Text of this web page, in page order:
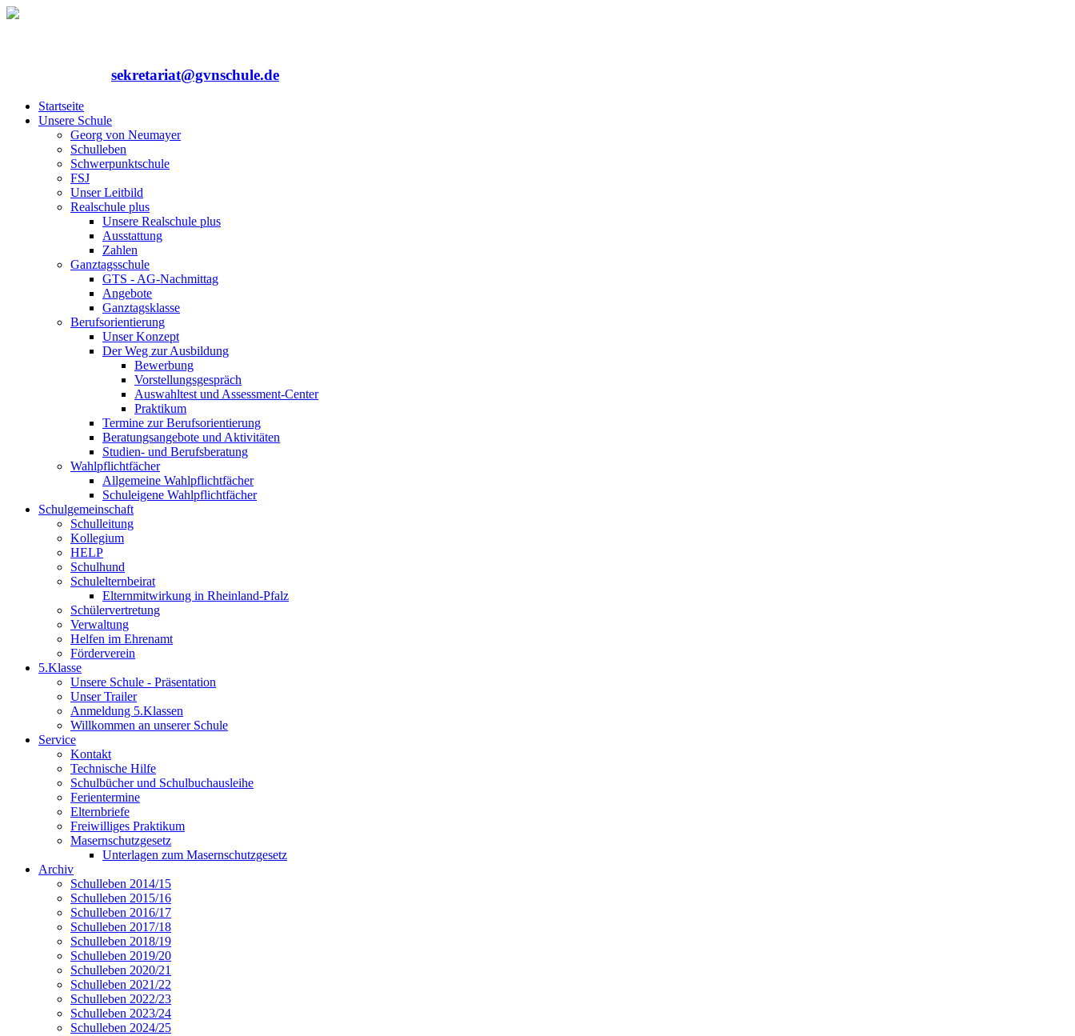
sekretariat@gvnschule.de
Startseite
Unsere Schule
Georg von Neumayer
Schulleben
Schwerpunktschule
FSJ
Unser Leitbild
Realschule plus
Unsere Realschule plus
Ausstattung
Zahlen
Ganztagsschule
GTS - AG-Nachmittag
Angebote
Ganztagsklasse
Berufsorientierung
Unser Konzept
Der Weg zur Ausbildung
Bewerbung
Vorstellungsgespräch
Auswahltest und Assessment-Center
Praktikum
Termine zur Berufsorientierung
Beratungsangebote und Aktivitäten
Studien- und Berufsberatung
Wahlpflichtfächer
Allgemeine Wahlpflichtfächer
Schuleigene Wahlpflichtfächer
Schulgemeinschaft
Schulleitung
Kollegium
HELP
Schulhund
Schulelternbeirat
Elternmitwirkung in Rheinland-Pfalz
Schülervertretung
Verwaltung
Helfen im Ehrenamt
Förderverein
5.Klasse
Unsere Schule - Präsentation
Unser Trailer
Anmeldung 5.Klassen
Willkommen an unserer Schule
Service
Kontakt
Technische Hilfe
Schulbücher und Schulbuchausleihe
Ferientermine
Elternbriefe
Freiwilliges Praktikum
Masernschutzgesetz
Unterlagen zum Masernschutzgesetz
Archiv
Schulleben 2014/15
Schulleben 2015/16
Schulleben 2016/17
Schulleben 2017/18
Schulleben 2018/19
Schulleben 2019/20
Schulleben 2020/21
Schulleben 2021/22
Schulleben 2022/23
Schulleben 2023/24
Schulleben 2024/25